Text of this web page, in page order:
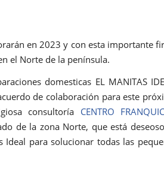
en 2023 y con esta importante
el Norte de la península.
domesticas EL MANITAS
de colaboración para este
consultoría CENTRO
de la zona Norte, que está
para solucionar todas las